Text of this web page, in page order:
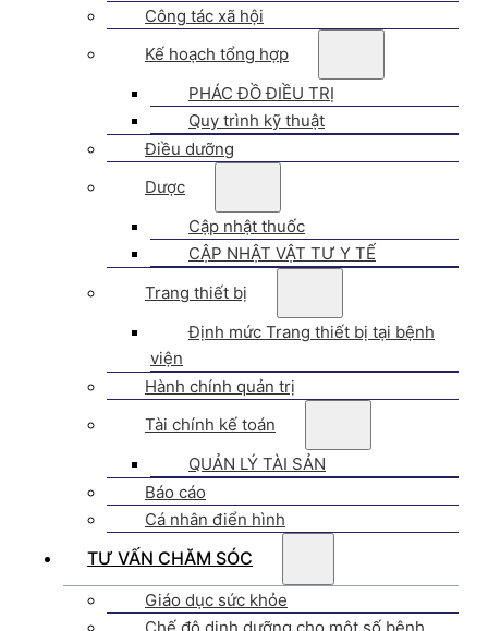
Công tác xã hội
Kế hoạch tổng hợp
PHÁC ĐỒ ĐIỀU TRỊ
Quy trình kỹ thuật
Điều dưỡng
Dược
Cập nhật thuốc
CẬP NHẬT VẬT TƯ Y TẾ
Trang thiết bị
Định mức Trang thiết bị tại bệnh
viện
Hành chính quản trị
Tài chính kế toán
QUẢN LÝ TÀI SẢN
Báo cáo
Cá nhân điển hình
TƯ VẤN CHĂM SÓC
Giáo dục sức khỏe